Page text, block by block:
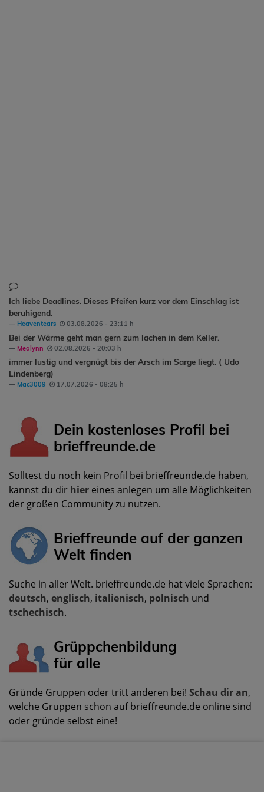
Ich liebe Deadlines. Dieses Pfeifen kurz vor dem Einschlag ist
beruhigend.
Heaventears 03.08.2026 - 23:11 h
Bei der Wärme geht man gern zum lachen in dem Keller.
Mealynn 02.08.2026 - 20:03 h
immer lustig und vergnügt bis der Arsch im Sarge liegt. ( Udo
Lindenberg)
Mac3009 17.07.2026 - 08:25 h
Dein kostenloses Profil bei
brieffreunde.de
Solltest du noch kein Profil bei brieffreunde.de haben,
kannst du dir hier eines anlegen um alle Möglichkeiten
der großen Community zu nutzen.
Brieffreunde auf der ganzen
Welt finden
Suche in aller Welt. brieffreunde.de hat viele Sprachen:
deutsch, englisch, italienisch, polnisch und
tschechisch.
Grüppchenbildung
für alle
Gründe Gruppen oder tritt anderen bei! Schau dir an,
welche Gruppen schon auf brieffreunde.de online sind
oder gründe selbst eine!